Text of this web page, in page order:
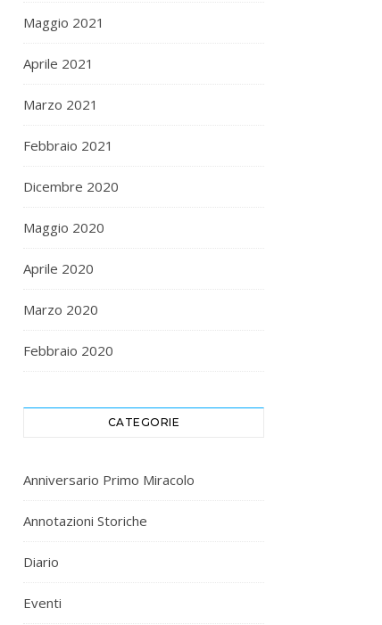
Maggio 2021
Aprile 2021
Marzo 2021
Febbraio 2021
Dicembre 2020
Maggio 2020
Aprile 2020
Marzo 2020
Febbraio 2020
CATEGORIE
Anniversario Primo Miracolo
Annotazioni Storiche
Diario
Eventi